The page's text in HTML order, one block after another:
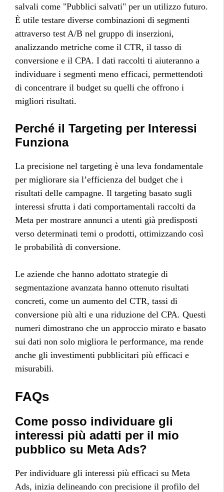
salvali come "Pubblici salvati" per un utilizzo futuro.
È utile testare diverse combinazioni di segmenti
attraverso test A/B nel gruppo di inserzioni,
analizzando metriche come il CTR, il tasso di
conversione e il CPA. I dati raccolti ti aiuteranno a
individuare i segmenti meno efficaci, permettendoti
di concentrare il budget su quelli che offrono i
migliori risultati.
Perché il Targeting per Interessi
Funziona
La precisione nel targeting è una leva fondamentale
per migliorare sia l’efficienza del budget che i
risultati delle campagne. Il targeting basato sugli
interessi sfrutta i dati comportamentali raccolti da
Meta per mostrare annunci a utenti già predisposti
verso determinati temi o prodotti, ottimizzando così
le probabilità di conversione.
Le aziende che hanno adottato strategie di
segmentazione avanzata hanno ottenuto risultati
concreti, come un aumento del CTR, tassi di
conversione più alti e una riduzione del CPA. Questi
numeri dimostrano che un approccio mirato e basato
sui dati non solo migliora le performance, ma rende
anche gli investimenti pubblicitari più efficaci e
misurabili.
FAQs
Come posso individuare gli
interessi più adatti per il mio
pubblico su Meta Ads?
Per individuare gli interessi più efficaci su Meta
Ads, inizia delineando con precisione il profilo del